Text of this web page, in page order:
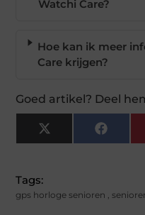
Watchi Care?
Hoe kan ik meer
Care krijgen?
Goed artikel? Deel
X
(Twitter)
Tags:
gps horloge senioren ,